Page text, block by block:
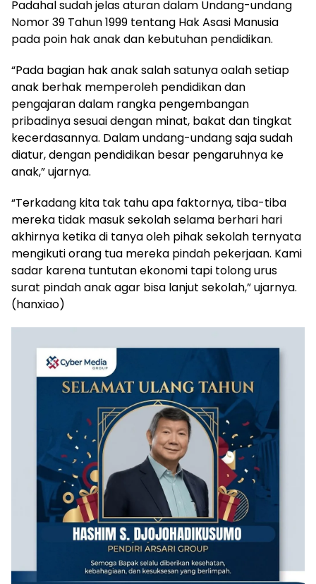
Padahal sudah jelas aturan dalam Undang-undang
Nomor 39 Tahun 1999 tentang Hak Asasi Manusia
pada poin hak anak dan kebutuhan pendidikan.
“Pada bagian hak anak salah satunya oalah setiap
anak berhak memperoleh pendidikan dan
pengajaran dalam rangka pengembangan
pribadinya sesuai dengan minat, bakat dan tingkat
kecerdasannya. Dalam undang-undang saja sudah
diatur, dengan pendidikan besar pengaruhnya ke
anak,” ujarnya.
“Terkadang kita tak tahu apa faktornya, tiba-tiba
mereka tidak masuk sekolah selama berhari hari
akhirnya ketika di tanya oleh pihak sekolah ternyata
mengikuti orang tua mereka pindah pekerjaan. Kami
sadar karena tuntutan ekonomi tapi tolong urus
surat pindah anak agar bisa lanjut sekolah,” ujarnya.
(hanxiao)